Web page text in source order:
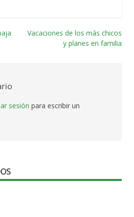
Vacaciones de los más chicos
y planes en familia
sesión para escribir un